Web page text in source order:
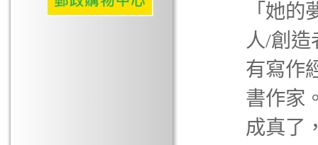
「她
人/創
有寫作
書作家
成真了